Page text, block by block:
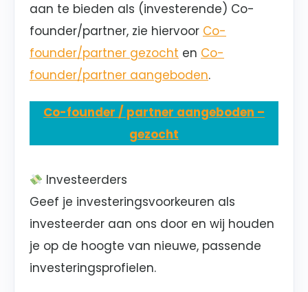
aan te bieden als (investerende) Co-
founder/partner, zie hiervoor Co-
founder/partner gezocht en Co-
founder/partner aangeboden.
Co-founder / partner aangeboden –
gezocht
Investeerders
Geef je investeringsvoorkeuren als
investeerder aan ons door en wij houden
je op de hoogte van nieuwe, passende
investeringsprofielen.